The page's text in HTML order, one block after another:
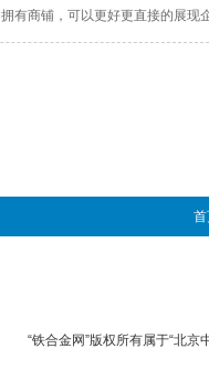
拥有商铺，可以更好更直接的展现
“铁合金网”版权所有属于“北